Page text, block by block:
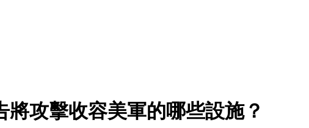
將攻擊收容美軍的哪些設施？